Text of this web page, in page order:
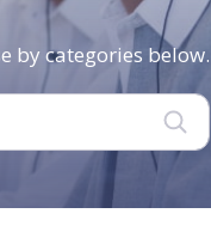
by categories below.